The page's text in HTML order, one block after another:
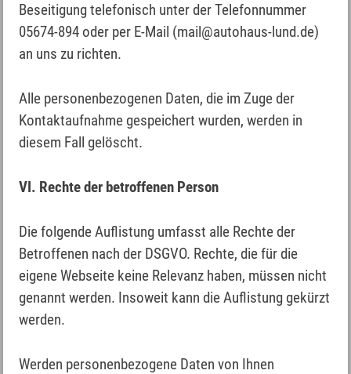
Beseitigung telefonisch unter der Telefonnummer
05674-894 oder per E-Mail (mail@autohaus-lund.de)
an uns zu richten.
Alle personenbezogenen Daten, die im Zuge der
Kontaktaufnahme gespeichert wurden, werden in
diesem Fall gelöscht.
VI. Rechte der betroffenen Person
Die folgende Auflistung umfasst alle Rechte der
Betroffenen nach der DSGVO. Rechte, die für die
eigene Webseite keine Relevanz haben, müssen nicht
genannt werden. Insoweit kann die Auflistung gekürzt
werden.
Werden personenbezogene Daten von Ihnen